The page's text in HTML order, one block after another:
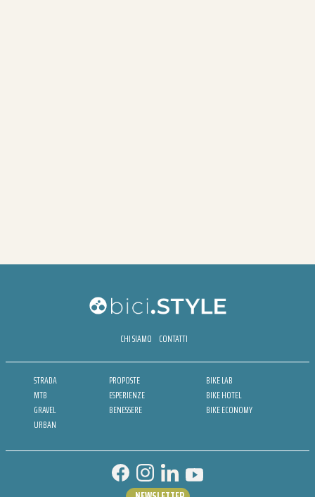
CHI SIAMO CONTATTI
STRADA
MTB
GRAVEL
URBAN
PROPOSTE
ESPERIENZE
BENESSERE
BIKE LAB
BIKE HOTEL
BIKE ECONOMY